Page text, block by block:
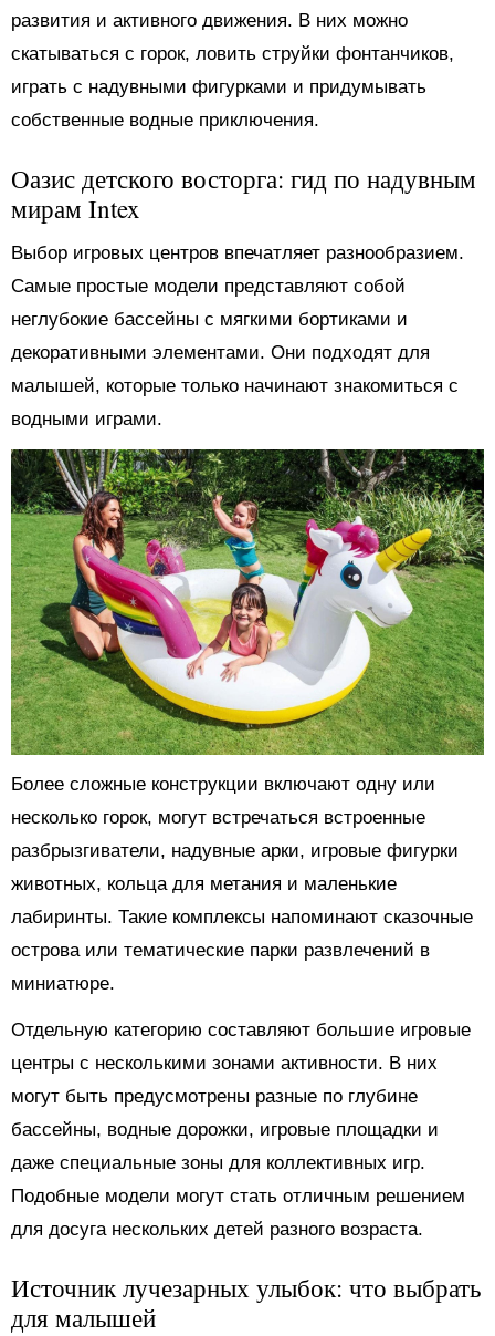
развития и активного движения. В них можно
скатываться с горок, ловить струйки фонтанчиков,
играть с надувными фигурками и придумывать
собственные водные приключения.
Оазис детского восторга: гид по надувным
мирам Intex
Выбор игровых центров впечатляет разнообразием.
Самые простые модели представляют собой
неглубокие бассейны с мягкими бортиками и
декоративными элементами. Они подходят для
малышей, которые только начинают знакомиться с
водными играми.
Более сложные конструкции включают одну или
несколько горок, могут встречаться встроенные
разбрызгиватели, надувные арки, игровые фигурки
животных, кольца для метания и маленькие
лабиринты. Такие комплексы напоминают сказочные
острова или тематические парки развлечений в
миниатюре.
Отдельную категорию составляют большие игровые
центры с несколькими зонами активности. В них
могут быть предусмотрены разные по глубине
бассейны, водные дорожки, игровые площадки и
даже специальные зоны для коллективных игр.
Подобные модели могут стать отличным решением
для досуга нескольких детей разного возраста.
Источник лучезарных улыбок: что выбрать
для малышей